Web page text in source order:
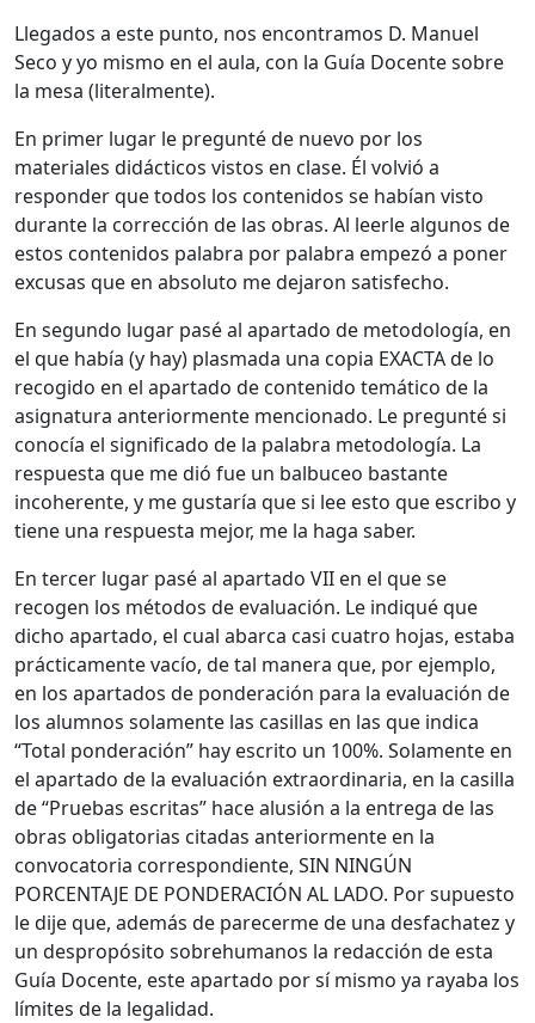
Llegados a este punto, nos encontramos D. Manuel
Seco y yo mismo en el aula, con la Guía Docente sobre
la mesa (literalmente).
En primer lugar le pregunté de nuevo por los
materiales didácticos vistos en clase. Él volvió a
responder que todos los contenidos se habían visto
durante la corrección de las obras. Al leerle algunos de
estos contenidos palabra por palabra empezó a poner
excusas que en absoluto me dejaron satisfecho.
En segundo lugar pasé al apartado de metodología, en
el que había (y hay) plasmada una copia EXACTA de lo
recogido en el apartado de contenido temático de la
asignatura anteriormente mencionado. Le pregunté si
conocía el significado de la palabra metodología. La
respuesta que me dió fue un balbuceo bastante
incoherente, y me gustaría que si lee esto que escribo y
tiene una respuesta mejor, me la haga saber.
En tercer lugar pasé al apartado VII en el que se
recogen los métodos de evaluación. Le indiqué que
dicho apartado, el cual abarca casi cuatro hojas, estaba
prácticamente vacío, de tal manera que, por ejemplo,
en los apartados de ponderación para la evaluación de
los alumnos solamente las casillas en las que indica
“Total ponderación” hay escrito un 100%. Solamente en
el apartado de la evaluación extraordinaria, en la casilla
de “Pruebas escritas” hace alusión a la entrega de las
obras obligatorias citadas anteriormente en la
convocatoria correspondiente, SIN NINGÚN
PORCENTAJE DE PONDERACIÓN AL LADO. Por supuesto
le dije que, además de parecerme de una desfachatez y
un despropósito sobrehumanos la redacción de esta
Guía Docente, este apartado por sí mismo ya rayaba los
límites de la legalidad.